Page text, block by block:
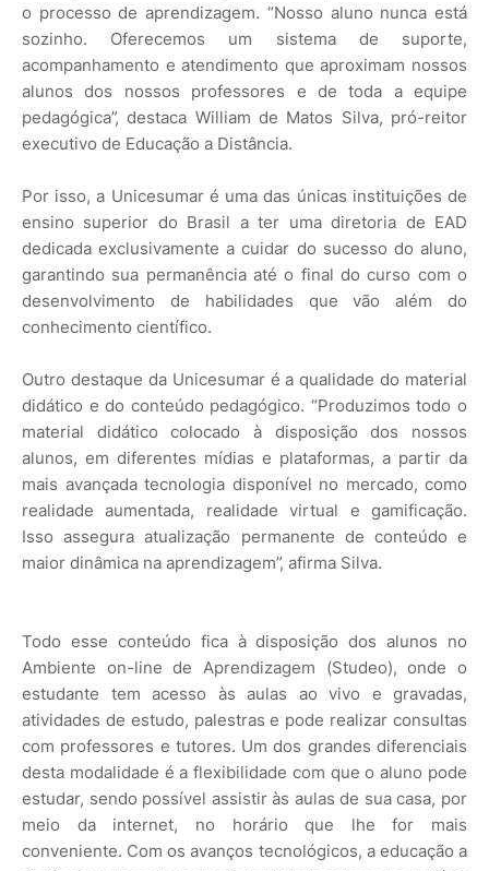
o processo de aprendizagem. “Nosso aluno nunca está
sozinho. Oferecemos um sistema de suporte,
acompanhamento e atendimento que aproximam nossos
alunos dos nossos professores e de toda a equipe
pedagógica”, destaca William de Matos Silva, pró-reitor
executivo de Educação a Distância.
Por isso, a Unicesumar é uma das únicas instituições de
ensino superior do Brasil a ter uma diretoria de EAD
dedicada exclusivamente a cuidar do sucesso do aluno,
garantindo sua permanência até o final do curso com o
desenvolvimento de habilidades que vão além do
conhecimento científico.
Outro destaque da Unicesumar é a qualidade do material
didático e do conteúdo pedagógico. “Produzimos todo o
material didático colocado à disposição dos nossos
alunos, em diferentes mídias e plataformas, a partir da
mais avançada tecnologia disponível no mercado, como
realidade aumentada, realidade virtual e gamificação.
Isso assegura atualização permanente de conteúdo e
maior dinâmica na aprendizagem”, afirma Silva.
Todo esse conteúdo fica à disposição dos alunos no
Ambiente on-line de Aprendizagem (Studeo), onde o
estudante tem acesso às aulas ao vivo e gravadas,
atividades de estudo, palestras e pode realizar consultas
com professores e tutores. Um dos grandes diferenciais
desta modalidade é a flexibilidade com que o aluno pode
estudar, sendo possível assistir às aulas de sua casa, por
meio da internet, no horário que lhe for mais
conveniente. Com os avanços tecnológicos, a educação a